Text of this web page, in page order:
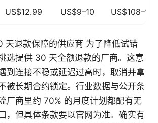
US$12.99 US$9–10 US$108–120
天退款保障的供应商 为了降低试错
选提供 30 天全额退款的厂商。这意
到连接不稳或延迟过高时，取消并拿
被长期合约锁定。行业数据与公开条
厂商里约 70% 的月度计划都配有无
，但具体条款要以官网为准。确实有